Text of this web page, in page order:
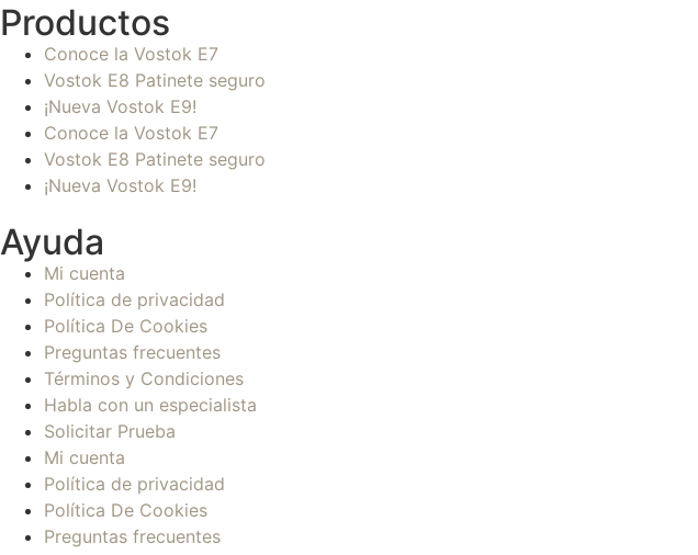
Productos
Conoce la Vostok E7
Vostok E8 Patinete seguro
¡Nueva Vostok E9!
Conoce la Vostok E7
Vostok E8 Patinete seguro
¡Nueva Vostok E9!
Ayuda
Mi cuenta
Política de privacidad
Política De Cookies
Preguntas frecuentes
Términos y Condiciones
Habla con un especialista
Solicitar Prueba
Mi cuenta
Política de privacidad
Política De Cookies
Preguntas frecuentes